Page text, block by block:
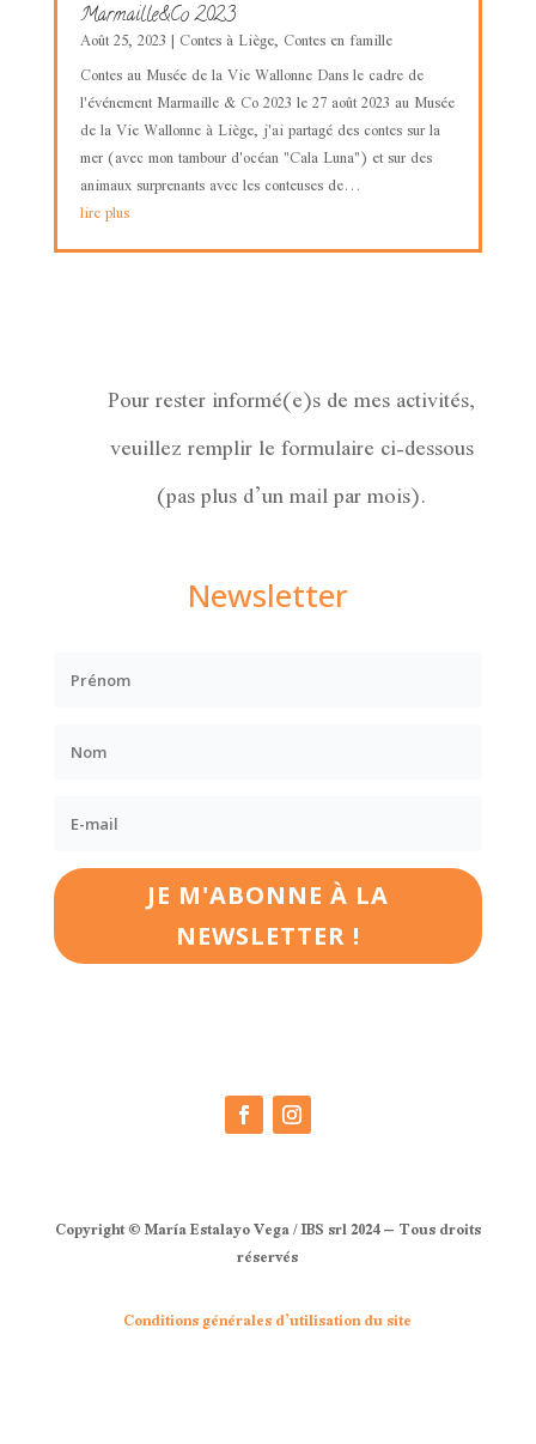
Marmaille&Co 2023
Août 25, 2023| Contes à Liège, Contes en famille
Contes au Musée de la Vie Wallonne Dans le cadre de
l'événement Marmaille & Co 2023 le 27 août 2023 au Musée
de la Vie Wallonne à Liège, j'ai partagé des contes sur la
mer (avec mon tambour d'océan "Cala Luna") et sur des
animaux surprenants avec les conteuses de...
lire plus
Pour rester informé(e)s de mes activités,
veuillez remplir le formulaire ci-dessous
(pas plus d’un mail par mois).
Newsletter
JE M'ABONNE À LA
NEWSLETTER !
Copyright © María Estalayo Vega / IBS srl 2024– Tous droits
réservés
Conditions générales d’utilisation du site